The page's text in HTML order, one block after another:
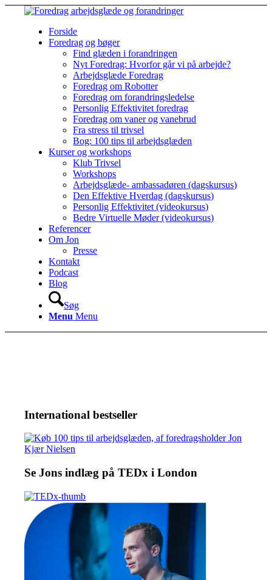
Forside
Foredrag og bøger
Find glæden i forandringen
Nyt Foredrag: Hvorfor går vi på arbejde?
Arbejdsglæde Foredrag
Foredrag om Robotter
Foredrag om forandringsledelse
Personlig Effektivitet foredrag
Foredrag om vaner og vanebrud
Fra stress til trivsel
Bog: 100 tips til arbejdsglæden
Kurser og workshops
Klub Trivsel
Workshops
Arbejdsglæde- ambassadøren (dagskursus)
Den Effektive Hverdag (dagskursus)
Personlig Effektivitet (videokursus)
Bedre Virtuelle Møder (videokursus)
Referencer
Om Jon
Presse
Kontakt
Podcast
Blog
Søg
Menu Menu
International bestseller
Se Jons indlæg på TEDx i London